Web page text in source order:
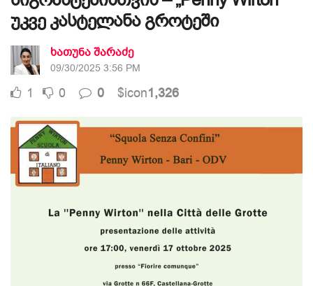
უკვე კასტელანა გროტეში
ხათუნა შარაძე
09/30/2025 3:56 PM
1 0 0 $icon1,326